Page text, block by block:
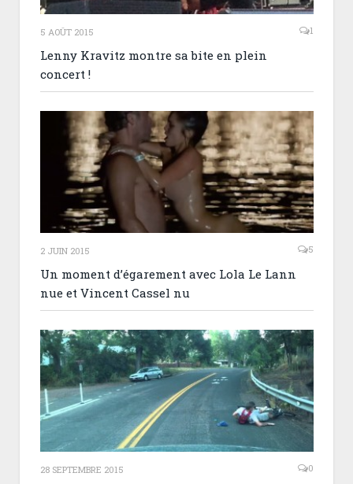
5 AOÛT 2015 1
Lenny Kravitz montre sa bite en plein
concert !
2 JUIN 2015 5
Un moment d’égarement avec Lola Le Lann
nue et Vincent Cassel nu
28 SEPTEMBRE 2015 0